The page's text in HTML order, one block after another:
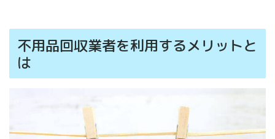
不用品回収業者を利用するメリットと
は